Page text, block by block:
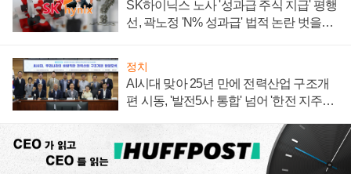
SK하이닉스 노사 '성과급 주식 지급' 평행
선, 곽노정 'N% 성과급' 법적 논란 벗을지
정치
AI시대 맞아 25년 만에 전력산업 구조개
편 시동, '발전5사 통합' 넘어 '한전 지주사'